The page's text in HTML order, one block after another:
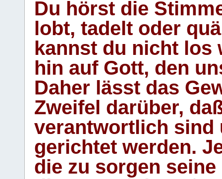
Du hörst die
lobt, tadelt oder
kannst du nicht los
hin auf Gott, den
Daher lässt das
Zweifel darüber,
verantwortlich sind
gerichtet werden.
die zu sorgen